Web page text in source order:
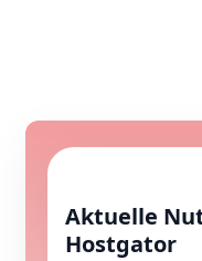
Aktuelle
Hostgator